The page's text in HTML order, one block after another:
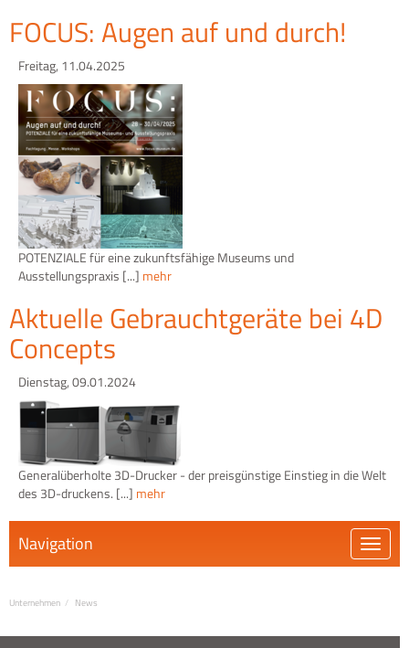
FOCUS: Augen auf und durch!
Freitag, 11.04.2025
POTENZIALE für eine zukunftsfähige Museums und
Ausstellungspraxis [...] mehr
Aktuelle Gebrauchtgeräte bei 4D
Concepts
Dienstag, 09.01.2024
Generalüberholte 3D-Drucker - der preisgünstige Einstieg in die Welt
des 3D-druckens. [...] mehr
Öffnen
Navigation
Unternehmen News